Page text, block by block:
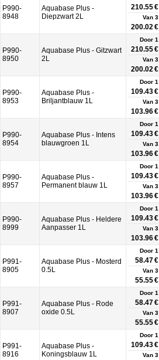
P990-
8948
Aquabase Plus -
Diepzwart 2L
210.55 €
Van 3
200.02 €
P990-
8950
Aquabase Plus - Gitzwart
2L
Door 1
210.55 €
Van 3
200.02 €
P990-
8953
Aquabase Plus -
Briljantblauw 1L
Door 1
109.43 €
Van 3
103.96 €
P990-
8954
Aquabase Plus - Intens
blauwgroen 1L
Door 1
109.43 €
Van 3
103.96 €
P990-
8957
Aquabase Plus -
Permanent blauw 1L
Door 1
109.43 €
Van 3
103.96 €
P990-
8999
Aquabase Plus - Heldere
Aanpasser 1L
Door 1
109.43 €
Van 3
103.96 €
P991-
8905
Aquabase Plus - Mosterd
0.5L
Door 1
58.47 €
Van 3
55.55 €
P991-
8907
Aquabase Plus - Rode
oxide 0.5L
Door 1
58.47 €
Van 3
55.55 €
P991-
8916
Aquabase Plus -
Koningsblauw 1L
Door 1
109.43 €
Van 3